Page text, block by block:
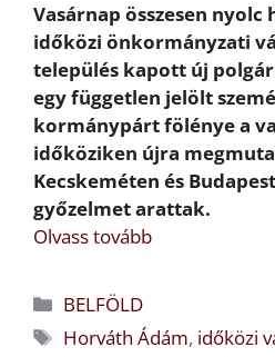
Vasárnap összesen
időközi önkormányzati
település kapott új
egy független jelölt
kormánypárt fölénye a
időköziken újra
Kecskeméten és
győzelmet arattak.
Olvass tovább
Kategória
BELFÖLD
Címkék
Horváth Ádám, időközi